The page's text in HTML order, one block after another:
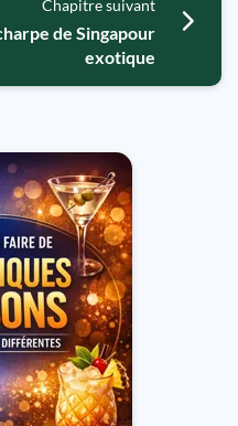
Chapitre suivant
de Singapour
exotique